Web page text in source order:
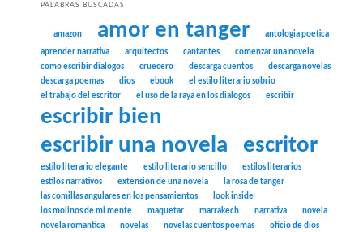
PALABRAS BUSCADAS
amazon amor en tanger
antologia poetica
aprender narrativa
arquitectos cantantes
comenzar una novela
como escribir dialogos
cruecero descarga cuentos
descarga novelas
descarga poemas
dios ebook
el estilo literario sobrio
el trabajo del escritor
el uso de la raya en los dialogos escribir
escribir bien
escribir una novela
escritor
estilo literario elegante estilo literario sencillo
estilos literarios
estilos narrativos
extension de una novela
la rosa de tanger
las comillas angulares en los pensamientos
look inside
los molinos de mi mente
maquetar marrakech narrativa
novela
novela romantica
novelas novelas cuentos poemas
oficio de dios